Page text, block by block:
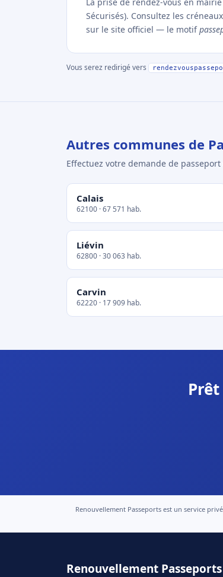
Sécurisés). Consultez les
sur le site officiel — le motif
Vous serez redirigé vers
Autres communes de
Effectuez votre demande de
Calais
62100 · 67 571 hab.
Liévin
62800 · 30 063 hab.
Carvin
62220 · 17 909 hab.
Renouvellement Passeports est un service
Renouvellement Passeports